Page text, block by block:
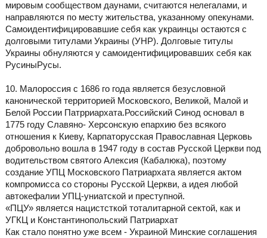
мировым сообществом даунами, считаются нелегалами, и
направляются по месту жительства, указанному опекунами.
Самоидентифицировавшие себя как украинцы остаются с
долговыми титулами Украины (УНР). Долговые титулы
Украины обнуляются у самоидентифицировавших себя как
РусиныРусы.
10. Малороссия с 1686 го года является безусловной
канонической территорией Московского, Великой, Малой и
Белой России Патрриархата.Российский Синод основал в
1775 году Славяно- Херсонскую епархию без всякого
отношения к Киеву, Карпаторусская Православная Церковь
добровольно вошла в 1947 году в состав Русской Церкви под
водительством святого Алексия (Кабалюка), поэтому
создание УПЦ Московского Патриархата является актом
компромисса со стороны Русской Церкви, а идея любой
автокефалии УПЦ-униатской и преступной.
«ПЦУ» является нацистсткой тоталитарной сектой, как и
УГКЦ и Константинопольский Патриархат
Как стало понятно уже всем - Украиной Минские соглашения